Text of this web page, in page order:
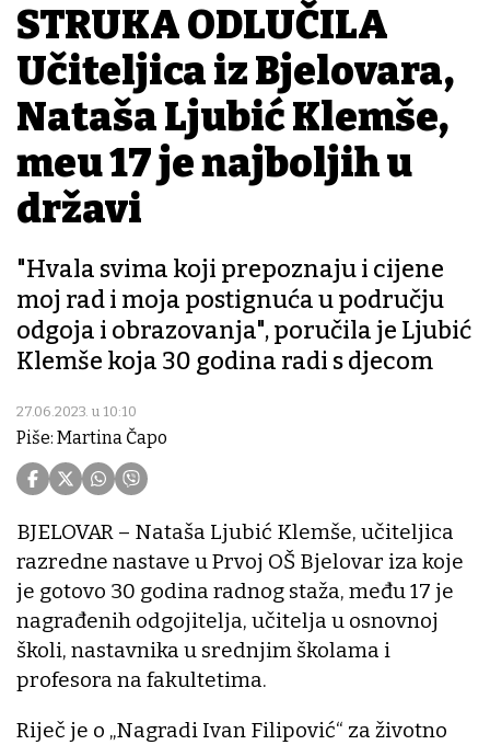
STRUKA ODLUČILA
Učiteljica iz Bjelovara,
Nataša Ljubić Klemše,
među 17 je najboljih u
državi
"Hvala svima koji prepoznaju i cijene
moj rad i moja postignuća u području
odgoja i obrazovanja", poručila je Ljubić
Klemše koja 30 godina radi s djecom
27.06.2023. u 10:10
Piše: Martina Čapo
BJELOVAR – Nataša Ljubić Klemše, učiteljica
razredne nastave u Prvoj OŠ Bjelovar iza koje
je gotovo 30 godina radnog staža, među 17 je
nagrađenih odgojitelja, učitelja u osnovnoj
školi, nastavnika u srednjim školama i
profesora na fakultetima.
Riječ je o „Nagradi Ivan Filipović“ za životno